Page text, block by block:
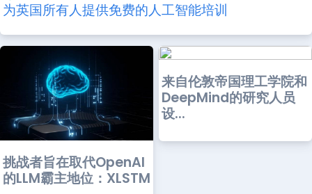
为英国所有人提供免费的人工智能培训
挑战者旨在取代OpenAI
的LLM霸主地位：XLSTM
来自伦敦帝国理工学院和
DeepMind的研究人员
设...